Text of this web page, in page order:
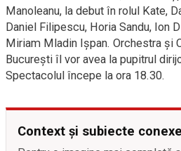
Manoleanu, la debut în rolul Kate,
Daniel Filipescu, Horia Sandu, Ion
Miriam Mladin Ișpan. Orchestra și
București îl vor avea la pupitrul
Spectacolul începe la ora 18.30.
Context și subiecte conexe